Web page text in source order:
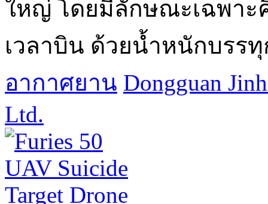
ใหญ่ โดยมีลักษณะเฉพาะ
เวลาบิน ด้วยน้ำหนักบรรทุ
อากาศยาน Dongguan
Ltd.